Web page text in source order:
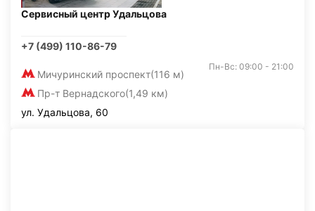
Сервисный центр Удальцова
+7 (499) 110-86-79
Мичуринский проспект(116 м)
Пр-т Вернадского(1,49 км)
Пн-Вс: 09:00 - 21:00
ул. Удальцова, 60